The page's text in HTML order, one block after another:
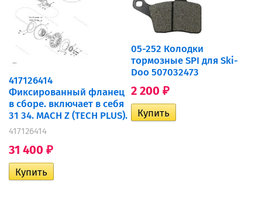
417126414
Фиксированный фланец
в сборе. включает в себя
31 34. MACH Z (TECH PLUS).
417126414
31 400 ₽
05-252 Колодки
тормозные SPI для Ski-
Doo 507032473
2 200 ₽